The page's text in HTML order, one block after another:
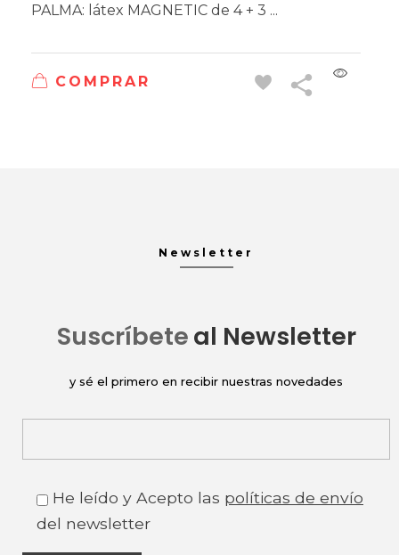
PALMA: látex MAGNETIC de 4 + 3 ...
COMPRAR
Newsletter
Suscríbeteal Newsletter
y sé el primero en recibir nuestras novedades
He leído y Acepto las políticas de envío
del newsletter